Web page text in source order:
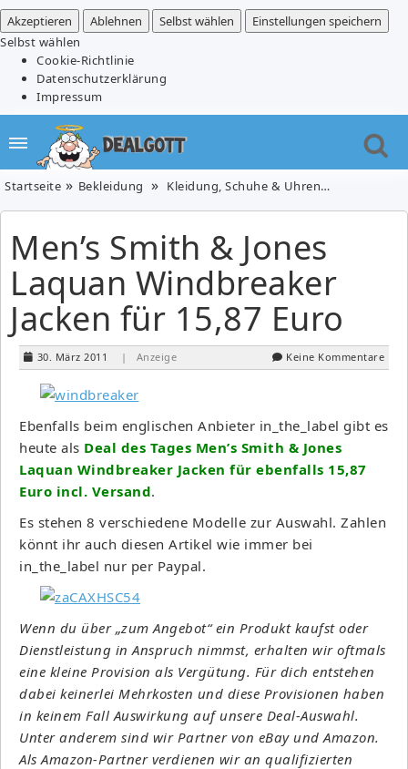
Akzeptieren
Ablehnen Selbst wählen
Einstellungen speichern
Selbst wählen
Cookie-Richtlinie
Datenschutzerklärung
Impressum
Startseite Bekleidung Kleidung, Schuhe & Uhren
Men’s Smith & Jones
Laquan Windbreaker
Jacken für 15,87 Euro
30. März 2011 | Anzeige Keine Kommentare
Ebenfalls beim englischen Anbieter in_the_label gibt es
heute als Deal des Tages Men’s Smith & Jones
Laquan Windbreaker Jacken für ebenfalls 15,87
Euro incl. Versand.
Es stehen 8 verschiedene Modelle zur Auswahl. Zahlen
könnt ihr auch diesen Artikel wie immer bei
in_the_label nur per Paypal.
Wenn du über „zum Angebot“ ein Produkt kaufst oder
Dienstleistung in Anspruch nimmst, erhalten wir oftmals
eine kleine Provision als Vergütung. Für dich entstehen
dabei keinerlei Mehrkosten und diese Provisionen haben
in keinem Fall Auswirkung auf unsere Deal-Auswahl.
Unter anderem sind wir Partner von eBay und Amazon.
Als Amazon-Partner verdienen wir an qualifizierten